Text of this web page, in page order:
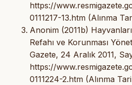
https://
0111217-13.htm (Alınma
Anonim (2011b)
Refahı ve Korunması
Gazete, 24 Aralık 2011,
https://
0111224-2.htm (Alınma